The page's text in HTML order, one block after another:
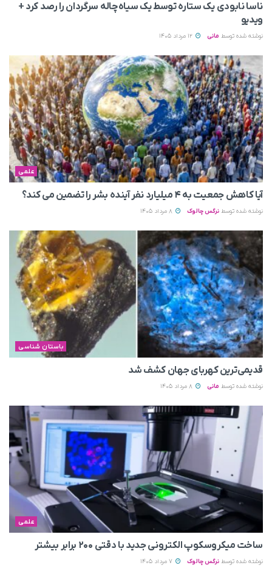
ناسا نابودی یک ستاره توسط یک سیاه‌چاله سرگردان را رصد کرد +
ویدیو
نوشته شده توسط مانی
علمی
آیا کاهش جمعیت به ۴ میلیارد نفر آینده بشر را تضمین می‌ کند؟
نوشته شده توسط نرگس چالوک
باستان شناسی
قدیمی‌ترین کهربای جهان کشف شد
نوشته شده توسط مانی
علمی
ساخت میکروسکوپ الکترونی جدید با دقتی ۲۰۰ برابر بیشتر
نوشته شده توسط نرگس چالوک